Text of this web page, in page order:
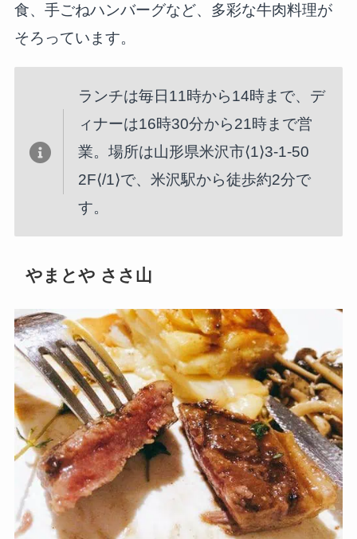
食、手ごねハンバーグなど、多彩な牛肉料理が
そろっています。
ランチは毎日11時から14時まで、デ
ィナーは16時30分から21時まで営
業。場所は山形県米沢市⟨1⟩3-1-50
2F⟨/1⟩で、米沢駅から徒歩約2分で
す。
やまとや ささ山